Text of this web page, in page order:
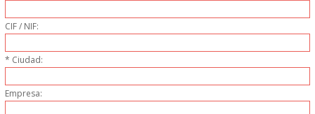
LIMPIEZA
MAQUINARIA CALIENTE
CIF / NIF:
* Ciudad:
Empresa: